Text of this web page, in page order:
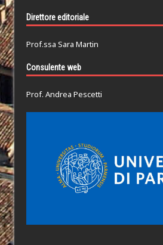
Direttore editoriale
Prof.ssa Sara Martin
Consulente web
Prof. Andrea Pescetti